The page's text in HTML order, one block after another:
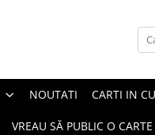
NOUTATI CARTI IN
VREAU SĂ PUBLIC O CARTE